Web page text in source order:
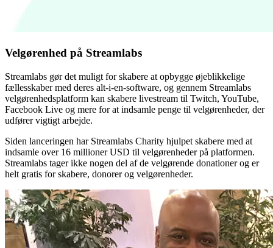
Velgørenhed på Streamlabs
Streamlabs gør det muligt for skabere at opbygge øjeblikkelige
fællesskaber med deres alt-i-en-software, og gennem Streamlabs
velgørenhedsplatform kan skabere livestream til Twitch, YouTube,
Facebook Live og mere for at indsamle penge til velgørenheder, der
udfører vigtigt arbejde.
Siden lanceringen har Streamlabs Charity hjulpet skabere med at
indsamle over 16 millioner USD til velgørenheder på platformen.
Streamlabs tager ikke nogen del af de velgørende donationer og er
helt gratis for skabere, donorer og velgørenheder.